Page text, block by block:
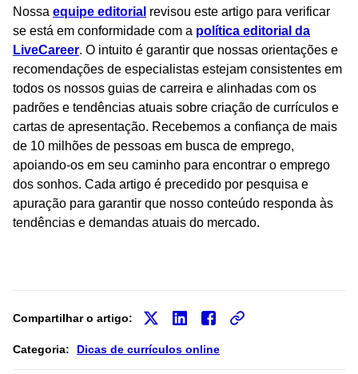
Nossa equipe editorial revisou este artigo para verificar
se está em conformidade com a política editorial da
LiveCareer. O intuito é garantir que nossas orientações e
recomendações de especialistas estejam consistentes em
todos os nossos guias de carreira e alinhadas com os
padrões e tendências atuais sobre criação de currículos e
cartas de apresentação. Recebemos a confiança de mais
de 10 milhões de pessoas em busca de emprego,
apoiando-os em seu caminho para encontrar o emprego
dos sonhos. Cada artigo é precedido por pesquisa e
apuração para garantir que nosso conteúdo responda às
tendências e demandas atuais do mercado.
Compartilhar o artigo:
Categoria: Dicas de currículos online